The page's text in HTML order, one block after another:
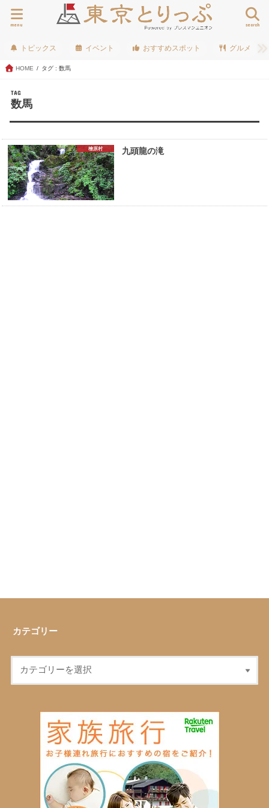
search
menu
トピックス イベント おすすめスポット グルメ
HOME タグ : 数馬
TAG
数馬
檜原村 九頭龍の滝
カテゴリー